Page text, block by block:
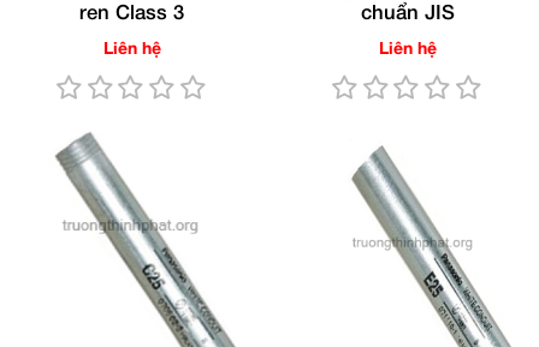
ren Class 3
Liên hệ
chuẩn JIS
Liên hệ